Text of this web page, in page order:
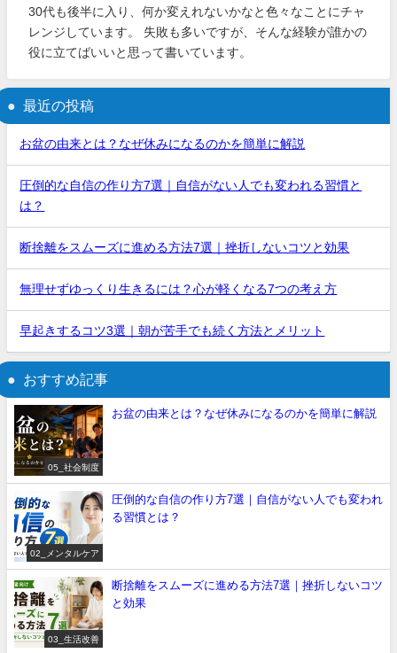
30代も後半に入り、何か変えれないかなと色々なことにチャ
レンジしています。 失敗も多いですが、そんな経験が誰かの
役に立てばいいと思って書いています。
最近の投稿
お盆の由来とは？なぜ休みになるのかを簡単に解説
圧倒的な自信の作り方7選｜自信がない人でも変われる習慣と
は？
断捨離をスムーズに進める方法7選｜挫折しないコツと効果
無理せずゆっくり生きるには？心が軽くなる7つの考え方
早起きするコツ3選｜朝が苦手でも続く方法とメリット
おすすめ記事
05_社会制度
お盆の由来とは？なぜ休みになるのかを簡単に解説
02_メンタルケア
圧倒的な自信の作り方7選｜自信がない人でも変われ
る習慣とは？
03_生活改善
断捨離をスムーズに進める方法7選｜挫折しないコツ
と効果